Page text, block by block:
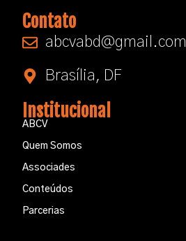
Contato
abcvabd@gmail.com​
Brasília, DF
Institucional
ABCV
Quem Somos
Associades
Conteúdos
Parcerias